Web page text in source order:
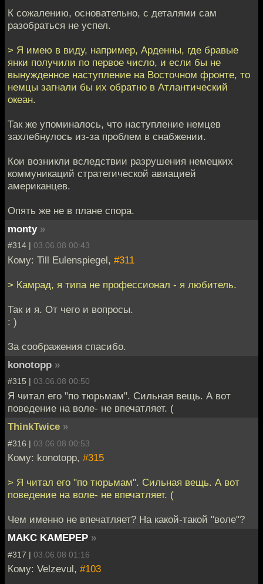
К сожалению, основательно, с деталями сам
разобраться не успел.
> Я имею в виду, например, Арденны, где бравые
янки получили по первое число, и если бы не
вынужденное наступление на Восточном фронте, то
немцы загнали бы их обратно в Атлантический
океан.
Так же упоминалось, что наступление немцев
захлебнулось из-за проблем в снабжении.
Кои возникли вследствии разрушения немецких
коммуникаций стратегической авиацией
американцев.
Опять же не в плане спора.
monty »
#314 | 03.06.08 00:43
Кому: Till Eulenspiegel, #311
> Камрад, я типа не профессионал - я любитель.
Так и я. От чего и вопросы.
: )
За соображения спасибо.
konotopp »
#315 | 03.06.08 00:50
Я читал его "по тюрьмам". Сильная вещь. А вот
поведение на воле- не впечатляет. (
ThinkTwice »
#316 | 03.06.08 00:53
Кому: konotopp, #315
> Я читал его "по тюрьмам". Сильная вещь. А вот
поведение на воле- не впечатляет. (
Чем именно не впечатляет? На какой-такой "воле"?
MAKC KAMEPEP »
#317 | 03.06.08 01:16
Кому: Velzevul, #103